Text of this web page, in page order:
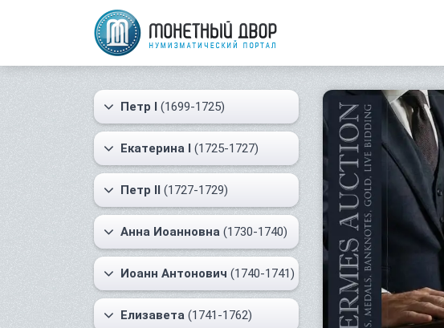
Петр I (1699-1725)
Екатерина I (1725-1727)
Петр II (1727-1729)
Анна Иоанновна (1730-1740)
Иоанн Антонович (1740-1741)
Елизавета (1741-1762)